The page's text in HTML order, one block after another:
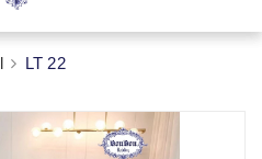
LT 22